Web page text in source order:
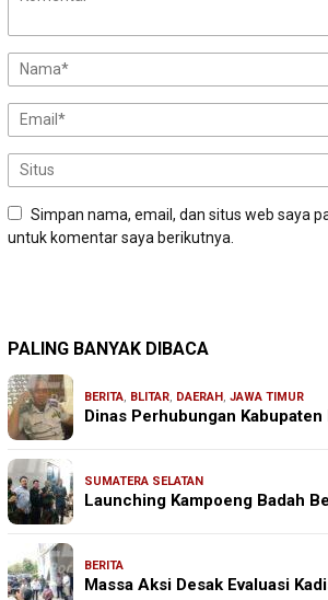
Simpan nama, email, dan situs web saya
untuk komentar saya berikutnya.
PALING BANYAK DIBACA
BERITA, BLITAR, DAERAH , JAWA TIMUR
Dinas Perhubungan
SUMATERA SELATAN
Launching Kampoeng Badah
BERITA
Massa Aksi Desak Evaluasi